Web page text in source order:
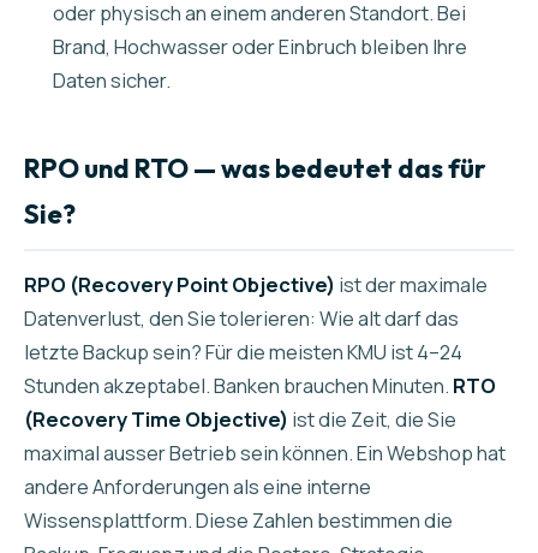
oder physisch an einem anderen Standort. Bei
Brand, Hochwasser oder Einbruch bleiben Ihre
Daten sicher.
RPO und RTO — was bedeutet das für
Sie?
RPO (Recovery Point Objective) ist der maximale
Datenverlust, den Sie tolerieren: Wie alt darf das
letzte Backup sein? Für die meisten KMU ist 4–24
Stunden akzeptabel. Banken brauchen Minuten. RTO
(Recovery Time Objective) ist die Zeit, die Sie
maximal ausser Betrieb sein können. Ein Webshop hat
andere Anforderungen als eine interne
Wissensplattform. Diese Zahlen bestimmen die